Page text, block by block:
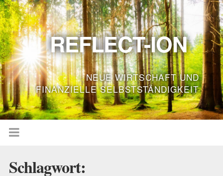
REFLECT-ION
NEUE WIRTSCHAFT UND
FINANZIELLE SELBSTSTÄNDIGKEIT
Schlagwort: